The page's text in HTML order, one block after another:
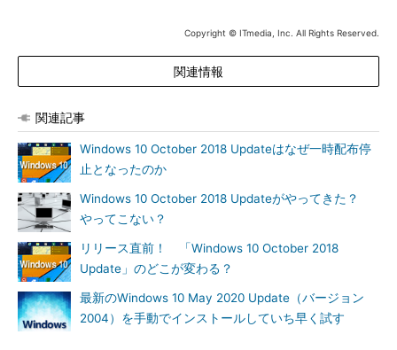
とを気にすることなく試用することができます。
適切なライセンスを所有しているのであれば、Windowsクライ
ことは可能です。ただし、Hyper-V Server 2016までは「リモー
トデスクトップ仮想化ホスト（RDS-Virtualization）」の役割も
サポートしており、リモートデスクトップサービスのVDI展開に
Hyper-V Server 2016を組み込むこと（Hyper-Vホストのサーバ
OSライセンスを無料にできる）ができましたが、Hyper-V
Server 2019からはこの役割のサポートは削除されたため、この
利用シナリオはできなくなりました。
ローカルのSconfigによる初期構成の後はリモート管理が基
本
Windows Server 2016以降のサーバライセンスについて知って
Copyright © ITmedia, Inc. All Rights Reserved.
関連情報
関連記事
Windows 10 October 2018 Updateはなぜ一時配布停
止となったのか
Windows 10 October 2018 Updateがやってきた？
やってこない？
リリース直前！ 「Windows 10 October 2018
Update」のどこが変わる？
最新のWindows 10 May 2020 Update（バージョン
2004）を手動でインストールしていち早く試す